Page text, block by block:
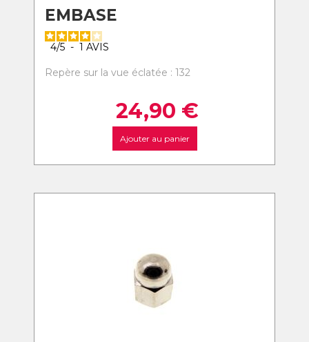
EMBASE
4/5 - 1 AVIS
Repère sur la vue éclatée : 132
24,90 €
Ajouter au panier